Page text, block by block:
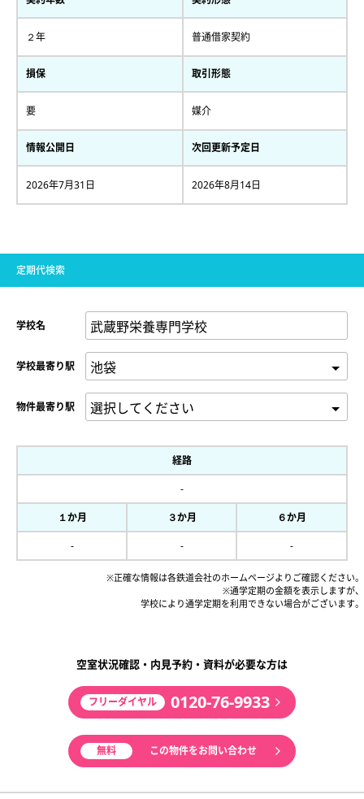
２年 普通借家契約
損保
要
取引形態
媒介
情報公開日
2026年7月31日
次回更新予定日
2026年8月14日
定期代検索
学校名
学校最寄り駅
物件最寄り駅
経路
-
１か月 ３か月 ６か月
- - -
※正確な情報は各鉄道会社のホームページよりご確認ください。
※通学定期の金額を表示しますが、
学校により通学定期を利用できない場合がございます。
空室状況確認・内見予約・資料が必要な方は
フリーダイヤル 0120-76-9933
無料 この物件をお問い合わせ